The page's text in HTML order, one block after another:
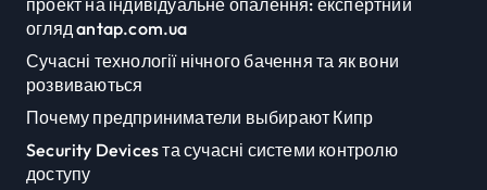
огляд antap.com.ua
Сучасні технології нічного бачення та як вони
розвиваються
Почему предприниматели выбирают Кипр
Security Devices та сучасні системи контролю
доступу